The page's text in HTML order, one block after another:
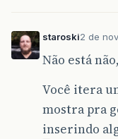
staroski2 de
Não está
Você itera
mostra pra
inserindo